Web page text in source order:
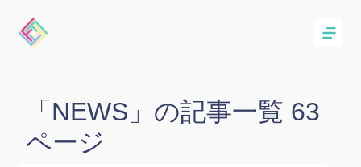
「NEWS」の記事一覧 63
ページ